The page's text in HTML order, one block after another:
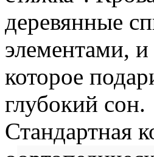
деревянные
элементами,
которое
глубокий сон.
Стандартная